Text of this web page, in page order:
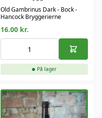
Old Gambrinus Dark - Bock -
Hancock Bryggerierne
16.00 kr.
På lager